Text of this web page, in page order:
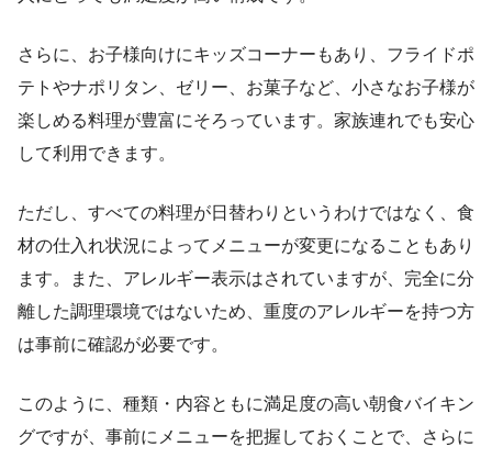
さらに、お子様向けにキッズコーナーもあり、フライドポ
テトやナポリタン、ゼリー、お菓子など、小さなお子様が
楽しめる料理が豊富にそろっています。家族連れでも安心
して利用できます。
ただし、すべての料理が日替わりというわけではなく、食
材の仕入れ状況によってメニューが変更になることもあり
ます。また、アレルギー表示はされていますが、完全に分
離した調理環境ではないため、重度のアレルギーを持つ方
は事前に確認が必要です。
このように、種類・内容ともに満足度の高い朝食バイキン
グですが、事前にメニューを把握しておくことで、さらに